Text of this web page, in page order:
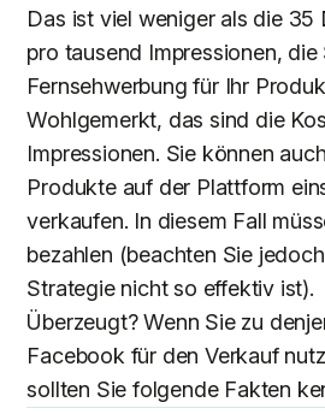
Das ist viel weniger als die 35
pro tausend Impressionen, die
Fernsehwerbung für Ihr
Wohlgemerkt, das sind die
Impressionen. Sie können
Produkte auf der Plattform
verkaufen. In diesem Fall
bezahlen (beachten Sie
Strategie nicht so effektiv ist).
Überzeugt? Wenn Sie zu
Facebook für den Verkauf
sollten Sie folgende Fakten